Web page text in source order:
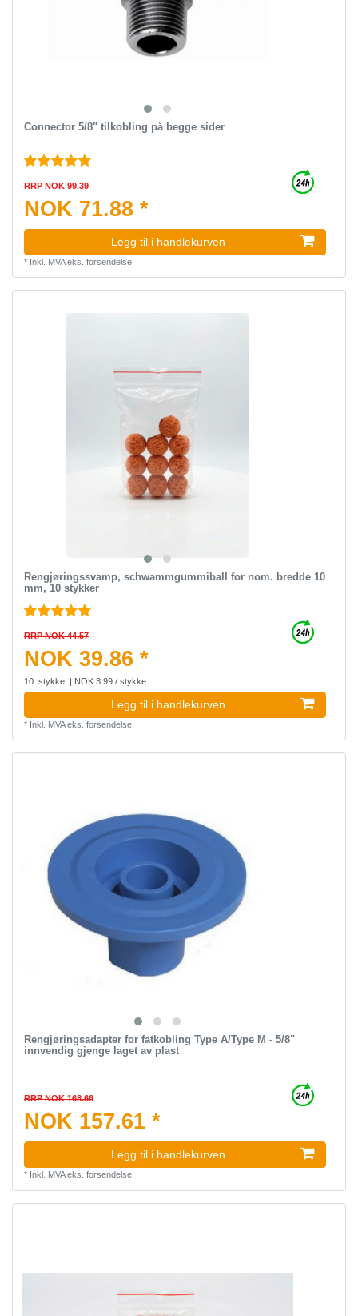
Connector 5/8" tilkobling på begge sider
RRP NOK 99.39
NOK 71.88 *
Legg til i handlekurven
* Inkl. MVAeks. forsendelse
Rengjøringssvamp, schwammgummiball for nom. bredde 10
mm, 10 stykker
RRP NOK 44.57
NOK 39.86 *
10 stykke | NOK 3.99 / stykke
Legg til i handlekurven
* Inkl. MVAeks. forsendelse
Rengjøringsadapter for fatkobling Type A/Type M - 5/8"
innvendig gjenge laget av plast
RRP NOK 168.66
NOK 157.61 *
Legg til i handlekurven
* Inkl. MVAeks. forsendelse